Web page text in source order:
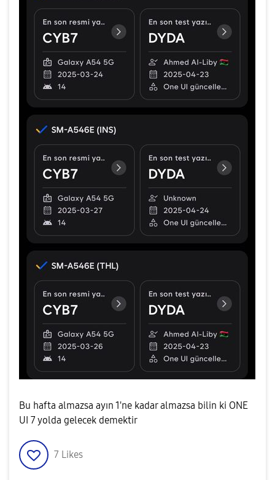
Bu hafta almazsa ayın 1'ne kadar almazsa bilin ki ONE
UI 7 yolda gelecek demektir
7 Likes